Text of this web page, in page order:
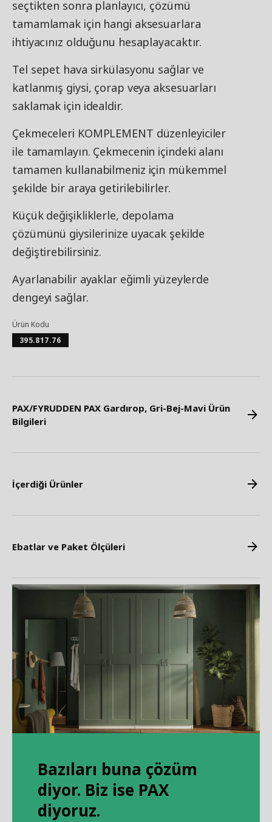
seçtikten sonra planlayıcı, çözümü
tamamlamak için hangi aksesuarlara
ihtiyacınız olduğunu hesaplayacaktır.
Tel sepet hava sirkülasyonu sağlar ve
katlanmış giysi, çorap veya aksesuarları
saklamak için idealdir.
Çekmeceleri KOMPLEMENT düzenleyiciler
ile tamamlayın. Çekmecenin içindeki alanı
tamamen kullanabilmeniz için mükemmel
şekilde bir araya getirilebilirler.
Küçük değişikliklerle, depolama
çözümünü giysilerinize uyacak şekilde
değiştirebilirsiniz.
Ayarlanabilir ayaklar eğimli yüzeylerde
dengeyi sağlar.
Ürün Kodu
395.817.76
PAX/FYRUDDEN PAX Gardırop, Gri-Bej-Mavi Ürün
Bilgileri
İçerdiği Ürünler
Ebatlar ve Paket Ölçüleri
Bazıları buna çözüm
diyor. Biz ise PAX
diyoruz.